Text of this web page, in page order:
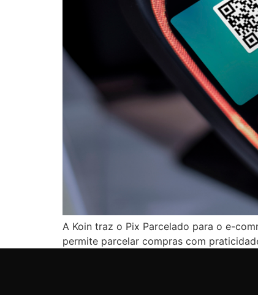
A Koin traz o Pix Parcelado para o e-
permite parcelar compras com